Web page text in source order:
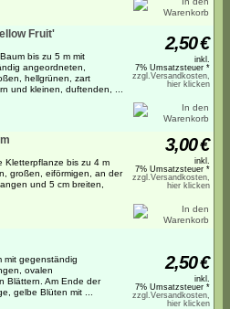
Fruit'
bis zu 5 m mit
angeordneten,
hellgrünen, zart
und kleinen, duftenden, ...
2,50€
inkl.
7% Umsatzsteuer *
zzgl.Versandkosten,
hier klicken
Kletterpflanze bis zu 4 m
großen, eiförmigen, an der
und 5 cm breiten,
3,00€
inkl.
7% Umsatzsteuer *
zzgl.Versandkosten,
hier klicken
mit gegenständig
ovalen
Blättern. Am Ende der
gelbe Blüten mit ...
2,50€
inkl.
7% Umsatzsteuer *
zzgl.Versandkosten,
hier klicken